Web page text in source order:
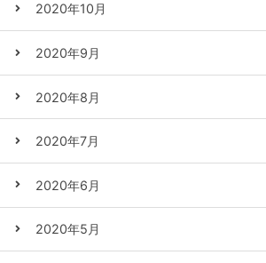
2020年10月
2020年9月
2020年8月
2020年7月
2020年6月
2020年5月